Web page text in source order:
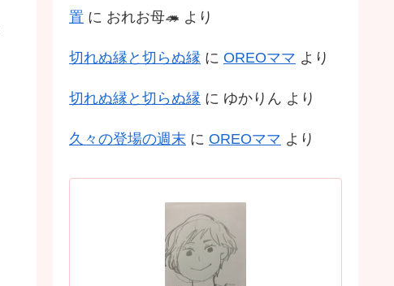
置 に おれお母🦔 より
切れぬ縁と切らぬ縁 に OREOママ より
切れぬ縁と切らぬ縁 に ゆかりん より
久々の登場の週末 に OREOママ より